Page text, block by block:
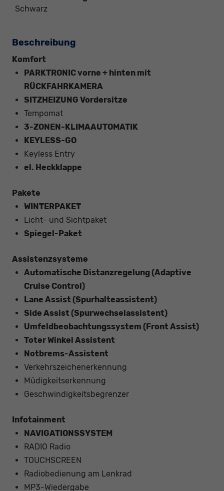
Schwarz
Beschreibung
Komfort
PARKTRONIC vorne + hinten mit
RÜCKFAHRKAMERA
SITZHEIZUNG Vordersitze
Tempomat
3-ZONEN-KLIMAAUTOMATIK
KEYLESS-GO
Keyless Entry
el. Heckklappe
Pakete
WINTERPAKET
Licht- und Sichtpaket
Spiegel-Paket
Assistenzsysteme
Automatische Distanzregelung (Adaptive
Cruise Control)
Lane Assist (Spurhalteassistent)
Side Assist (Spurwechselassistent)
Umfeldbeobachtungssystem (Front Assist)
Toter Winkel Assistent
Notbrems-Assistent
Verkehrszeichenerkennung
Müdigkeitserkennung
Geschwindigkeitsbegrenzer
Infotainment
NAVIGATIONSSYSTEM
RADIO Radio
TOUCHSCREEN
Radiobedienung am Lenkrad
MP3-Wiedergabe